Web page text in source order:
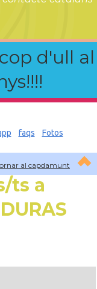
d'ull al
al capdamunt
faqs Fotos
ts a